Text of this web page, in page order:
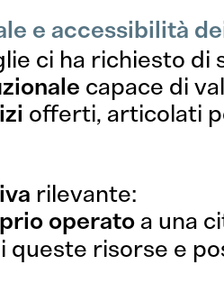
Design Editoria
e accessibilità
ci ha richiesto di
capace di
offerti, articolati
rilevante:
operatoa una
queste risorse e
vi